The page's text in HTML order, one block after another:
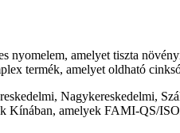
nyomelem, amelyet tiszta
termék, amelyet oldható
Nagykereskedelmi,
Kínában, amelyek FAMI-QS/